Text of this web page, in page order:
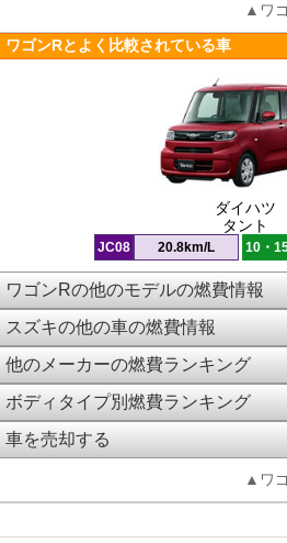
▲ワ
ワゴンRとよく比較されている車
ダイハツ
タント
JC08 20.8km/L 10・
ワゴンRの他のモデルの燃費情報
スズキの他の車の燃費情報
他のメーカーの燃費ランキング
ボディタイプ別燃費ランキング
車を売却する
▲ワ